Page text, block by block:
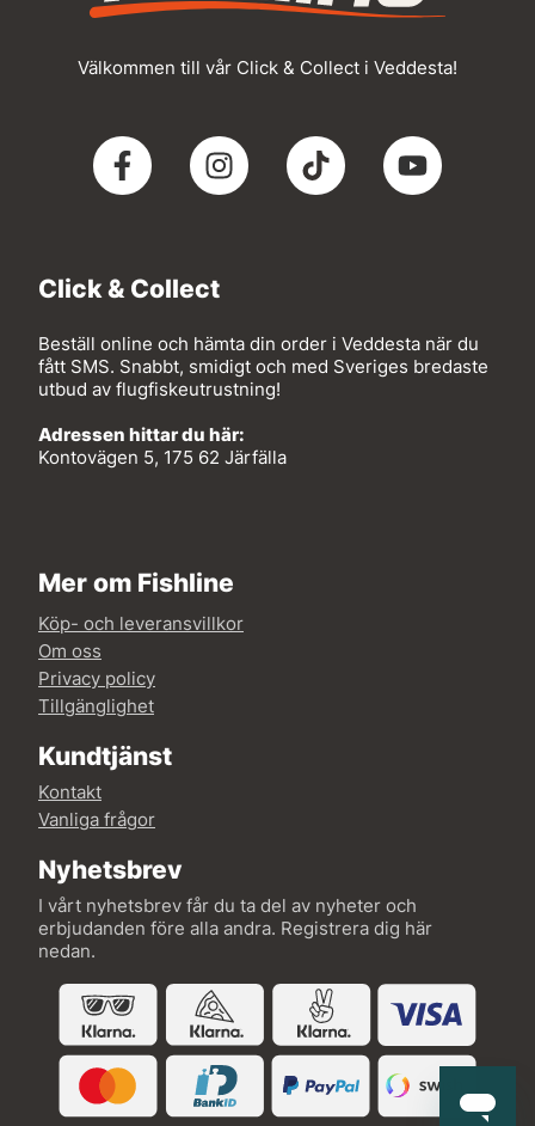
Välkommen till vår Click & Collect i Veddesta!
Click & Collect
Beställ online och hämta din order i Veddesta när du
fått SMS. Snabbt, smidigt och med Sveriges bredaste
utbud av flugfiskeutrustning!
Adressen hittar du här:
Kontovägen 5, 175 62 Järfälla
Mer om Fishline
Köp- och leveransvillkor
Om oss
Privacy policy
Tillgänglighet
Kundtjänst
Kontakt
Vanliga frågor
Nyhetsbrev
I vårt nyhetsbrev får du ta del av nyheter och
erbjudanden före alla andra. Registrera dig här
nedan.